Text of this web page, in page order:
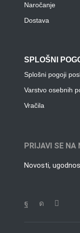
Naročanje
Dostava
SPLOŠNI
Splošni pogoji
Varstvo osebnih
Vračila
PRIJAVI SE NA
Novosti,